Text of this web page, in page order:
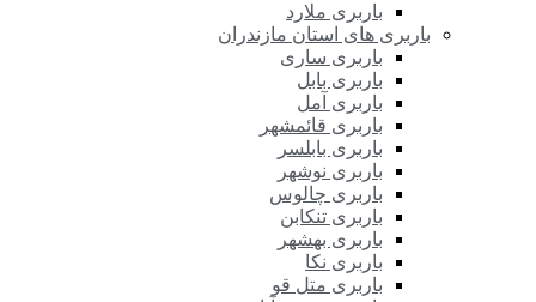
باربری ملارد
باربری های استان مازندران
باربری ساری
باربری بابل
باربری آمل
باربری قائمشهر
باربری بابلسر
باربری نوشهر
باربری چالوس
باربری تنکابن
باربری بهشهر
باربری نکا
باربری متل قو